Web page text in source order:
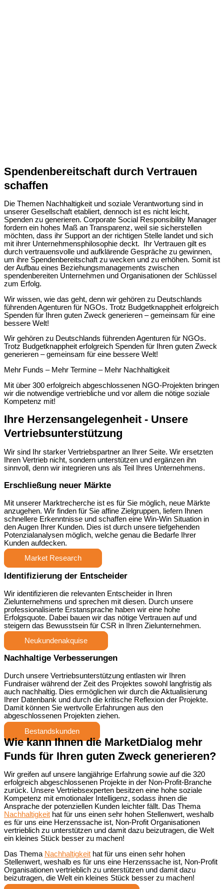
Spendenbereitschaft durch Vertrauen
schaffen
Die Themen Nachhaltigkeit und soziale Verantwortung sind in
unserer Gesellschaft etabliert, dennoch ist es nicht leicht,
Spenden zu generieren. Corporate Social Responsibility Manager
fordern ein hohes Maß an Transparenz, weil sie sicherstellen
möchten, dass ihr Support an der richtigen Stelle landet und sich
mit ihrer Unternehmensphilosophie deckt. Ihr Vertrauen gilt es
durch vertrauensvolle und aufklärende Gespräche zu gewinnen,
um ihre Spendenbereitschaft zu wecken und zu erhöhen. Somit ist
der Aufbau eines Beziehungsmanagements zwischen
spendenbereiten Unternehmen und Organisationen der Schlüssel
zum Erfolg.
Wir wissen, wie das geht, denn wir gehören zu Deutschlands
führenden Agenturen für NGOs. Trotz Budgetknappheit erfolgreich
Spenden für Ihren guten Zweck generieren – gemeinsam für eine
bessere Welt!
Wir gehören zu Deutschlands führenden Agenturen für NGOs.
Trotz Budgetknappheit erfolgreich Spenden für Ihren guten Zweck
generieren – gemeinsam für eine bessere Welt!
Mehr Funds – Mehr Termine – Mehr Nachhaltigkeit
Mit über 300 erfolgreich abgeschlossenen NGO-Projekten bringen
wir die notwendige vertriebliche und vor allem die nötige soziale
Kompetenz mit!
Ihre Herzensangelegenheit - Unsere
Vertriebsunterstützung
Wir sind Ihr starker Vertriebspartner an Ihrer Seite. Wir ersetzten
Ihren Vertrieb nicht, sondern unterstützen und ergänzen ihn
sinnvoll, denn wir integrieren uns als Teil Ihres Unternehmens.
Erschließung neuer Märkte
Mit unserer Marktrecherche ist es für Sie möglich, neue Märkte
anzugehen. Wir finden für Sie affine Zielgruppen, liefern Ihnen
schnellere Erkenntnisse und schaffen eine Win-Win Situation in
den Augen Ihrer Kunden. Dies ist durch unsere tiefgehenden
Potenzialanalysen möglich, welche genau die Bedarfe Ihrer
Kunden aufdecken.
Market Research
Identifizierung der Entscheider
Wir identifizieren die relevanten Entscheider in Ihren
Zielunternehmens und sprechen mit diesen. Durch unsere
professionalisierte Erstansprache haben wir eine hohe
Erfolgsquote. Dabei bauen wir das nötige Vertrauen auf und
steigern das Bewusstsein für CSR in Ihren Zielunternehmen.
Neukundenakquise
Nachhaltige Verbesserungen
Durch unsere Vertriebsunterstützung entlasten wir Ihren
Fundraiser während der Zeit des Projektes sowohl langfristig als
auch nachhaltig. Dies ermöglichen wir durch die Aktualisierung
Ihrer Datenbank und durch die kritische Reflexion der Projekte.
Damit können Sie wertvolle Erfahrungen aus den
abgeschlossenen Projekten ziehen.
Bestandskunden
Wie kann Ihnen die MarketDialog mehr
Funds für Ihren guten Zweck generieren?
Wir greifen auf unsere langjährige Erfahrung sowie auf die 320
erfolgreich abgeschlossenen Projekte in der Non-Profit-Branche
zurück. Unsere Vertriebsexperten besitzen eine hohe soziale
Kompetenz mit emotionaler Intelligenz, sodass ihnen die
Ansprache der potenziellen Kunden leichter fällt. Das Thema
Nachhaltigkeit hat für uns einen sehr hohen Stellenwert, weshalb
es für uns eine Herzenssache ist, Non-Profit Organisationen
vertrieblich zu unterstützen und damit dazu beizutragen, die Welt
ein kleines Stück besser zu machen!
Das Thema Nachhaltigkeit hat für uns einen sehr hohen
Stellenwert, weshalb es für uns eine Herzenssache ist, Non-Profit
Organisationen vertrieblich zu unterstützen und damit dazu
beizutragen, die Welt ein kleines Stück besser zu machen!